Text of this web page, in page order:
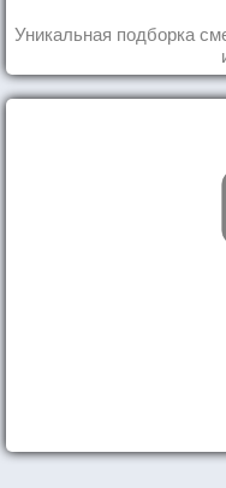
Уникальная подборка